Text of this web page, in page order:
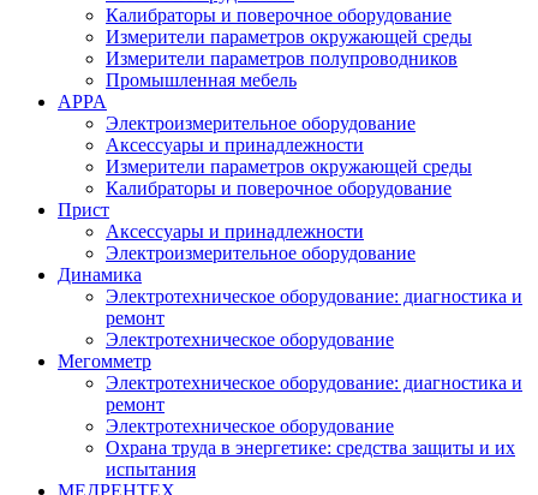
Калибраторы и поверочное оборудование
Измерители параметров окружающей среды
Измерители параметров полупроводников
Промышленная мебель
APPA
Электроизмерительное оборудование
Аксессуары и принадлежности
Измерители параметров окружающей среды
Калибраторы и поверочное оборудование
Прист
Аксессуары и принадлежности
Электроизмерительное оборудование
Динамика
Электротехническое оборудование: диагностика и
ремонт
Электротехническое оборудование
Мегомметр
Электротехническое оборудование: диагностика и
ремонт
Электротехническое оборудование
Охрана труда в энергетике: средства защиты и их
испытания
МЕДРЕНТЕХ